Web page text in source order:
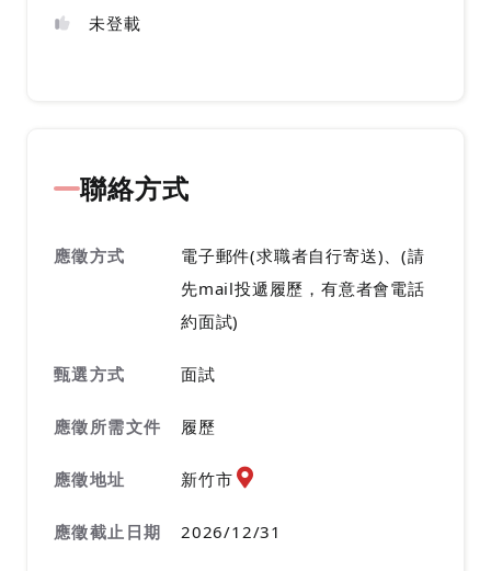
未登載
聯絡方式
應徵方式
電子郵件(求職者自行寄送)、(請
先mail投遞履歷，有意者會電話
約面試)
甄選方式 面試
應徵所需文件 履歷
應徵地址 新竹市應徵地址地圖『另開新視窗』
應徵截止日期 2026/12/31